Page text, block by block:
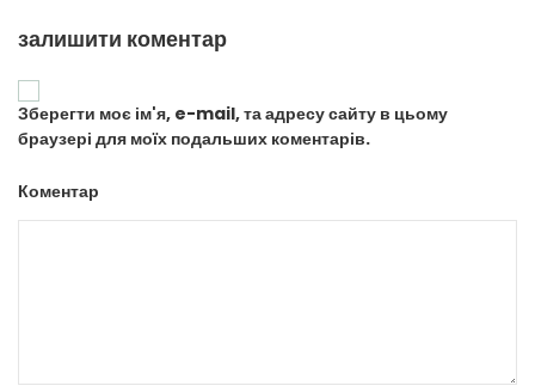
залишити коментар
Зберегти моє ім'я, e-mail, та адресу сайту в цьому
браузері для моїх подальших коментарів.
Коментар